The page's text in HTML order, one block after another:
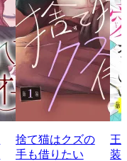
捨て猫はクズの
手も借りたい
王
装